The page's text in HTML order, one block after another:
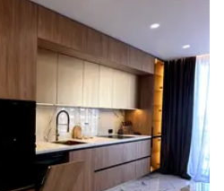
в новобудові їх просто нема.